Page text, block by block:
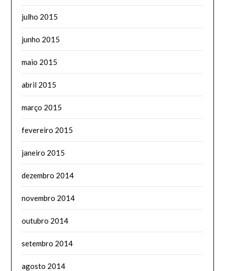
julho 2015
junho 2015
maio 2015
abril 2015
março 2015
fevereiro 2015
janeiro 2015
dezembro 2014
novembro 2014
outubro 2014
setembro 2014
agosto 2014